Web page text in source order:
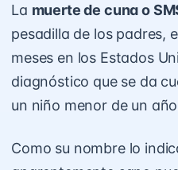
La muerte de cuna o
pesadilla de los padres,
meses en los Estados
diagnóstico que se da
un niño menor de un
Como su nombre lo